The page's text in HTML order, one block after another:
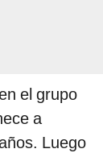
el grupo
a
Luego